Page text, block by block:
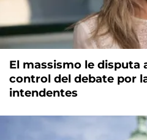
El massismo le disputa
control del debate por
intendentes